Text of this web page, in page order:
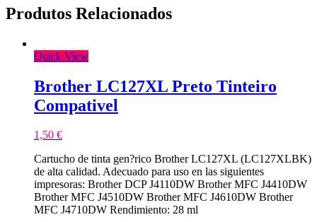
Produtos Relacionados
Quick View
Brother LC127XL Preto Tinteiro
Compativel
1,50 €
Cartucho de tinta gen?rico Brother LC127XL (LC127XLBK)
de alta calidad. Adecuado para uso en las siguientes
impresoras: Brother DCP J4110DW Brother MFC J4410DW
Brother MFC J4510DW Brother MFC J4610DW Brother
MFC J4710DW Rendimiento: 28 ml